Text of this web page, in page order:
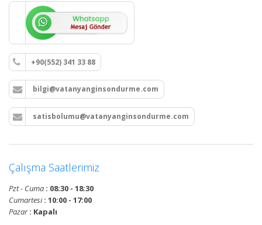
+90(552) 341 33 88
bilgi@vatanyanginsondurme.com
satisbolumu@vatanyanginsondurme.com
Çalışma Saatlerimiz
Pzt - Cuma : 08:30 - 18:30
Cumartesi: 10:00 - 17:00
Pazar: Kapalı